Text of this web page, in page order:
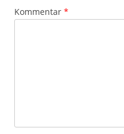
Kommentar *